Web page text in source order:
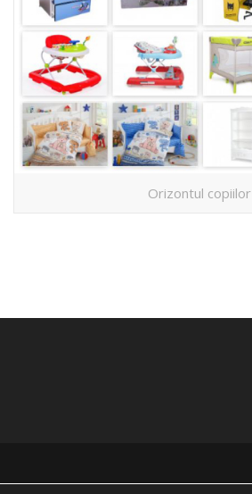
Orizontul copiilor